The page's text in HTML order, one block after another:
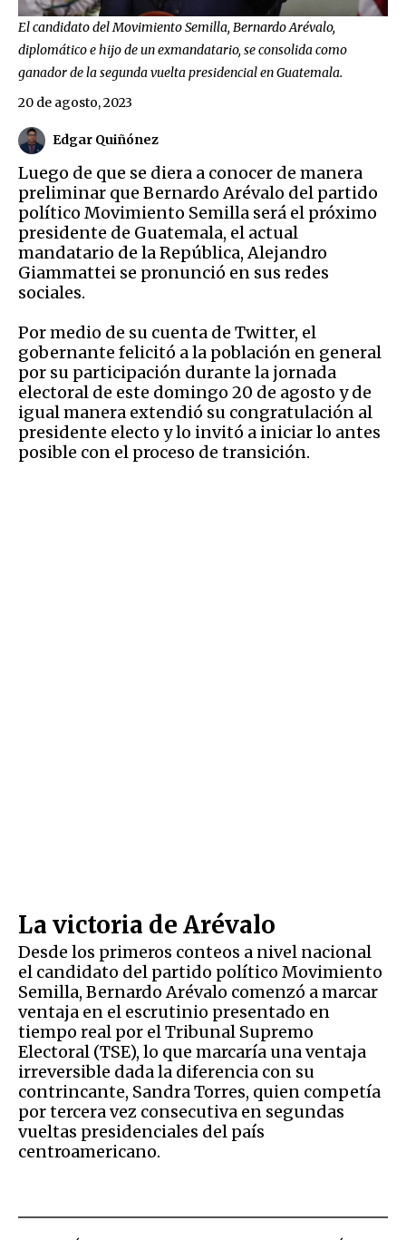
El candidato del Movimiento Semilla, Bernardo Arévalo,
diplomático e hijo de un exmandatario, se consolida como
ganador de la segunda vuelta presidencial en Guatemala.
Edgar Quiñónez
20 de agosto, 2023
Luego de que se diera a conocer de manera
preliminar que Bernardo Arévalo del partido
político Movimiento Semilla será el próximo
presidente de Guatemala, el actual
mandatario de la República, Alejandro
Giammattei se pronunció en sus redes
sociales.
Por medio de su cuenta de Twitter, el
gobernante felicitó a la población en general
por su participación durante la jornada
electoral de este domingo 20 de agosto y de
igual manera extendió su congratulación al
presidente electo y lo invitó a iniciar lo antes
posible con el proceso de transición.
La victoria de Arévalo
Desde los primeros conteos a nivel nacional
el candidato del partido político Movimiento
Semilla, Bernardo Arévalo comenzó a marcar
ventaja en el escrutinio presentado en
tiempo real por el Tribunal Supremo
Electoral (TSE), lo que marcaría una ventaja
irreversible dada la diferencia con su
contrincante, Sandra Torres, quien competía
por tercera vez consecutiva en segundas
vueltas presidenciales del país
centroamericano.